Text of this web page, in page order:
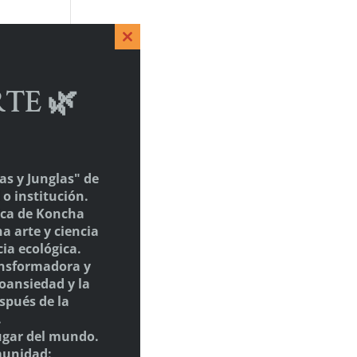
Close
🌿
y Junglas" de
o institución.
de Koncha
arte y ciencia
ecológica.
y
y la
de la
del mundo.